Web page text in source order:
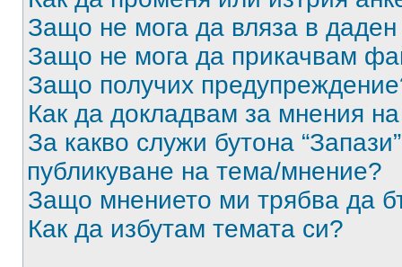
Защо не мога да вляза в
Защо не мога да прикачвам
Защо получих
Как да докладвам за мнения
За какво служи бутона
публикуване на тема/мнение?
Защо мнението ми трябва да
Как да избутам темата си?